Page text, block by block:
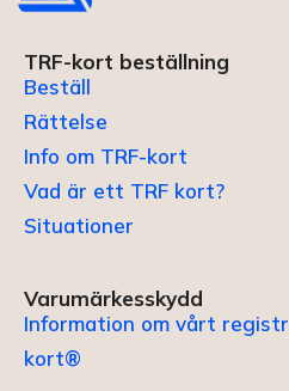
TRF-kort beställning
Beställ
Rättelse
Info om TRF-kort
Vad är ett TRF kort?
Situationer
Varumärkesskydd
Information om vårt
kort®